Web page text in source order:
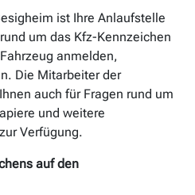
ist Ihre Anlaufstelle
um das Kfz-Kennzeichen
anmelden,
Die Mitarbeiter der
auch für Fragen rund um
und weitere
Verfügung.
auf den